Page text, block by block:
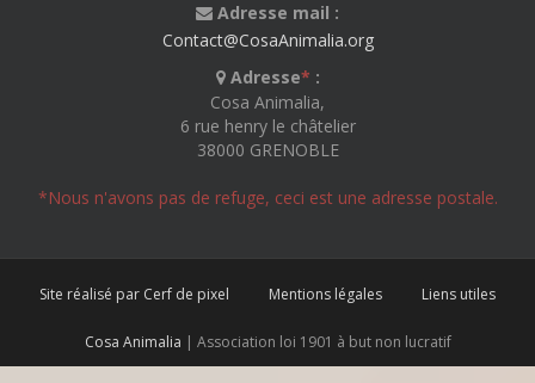
Adresse mail :
Contact@CosaAnimalia.org
Adresse* :
Cosa Animalia,
6 rue henry le châtelier
38000 GRENOBLE
*Nous n'avons pas de refuge, ceci est une adresse postale.
Site réalisé par Cerf de pixel Mentions légales Liens utiles
Cosa Animalia | Association loi 1901 à but non lucratif